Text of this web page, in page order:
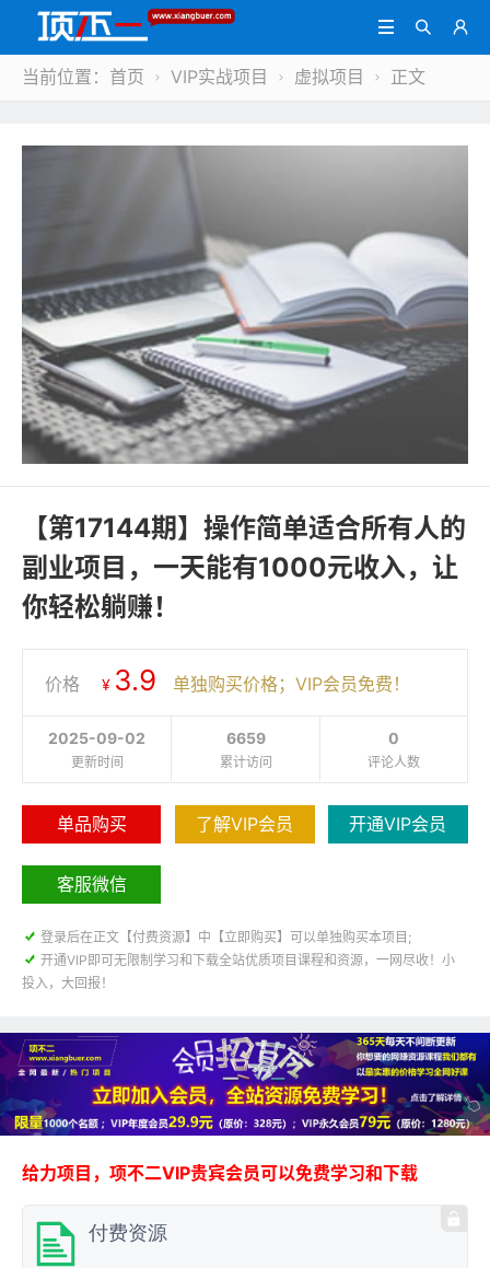



当前位置： 首页  VIP实战项目  虚拟项目  正文
【第17144期】操作简单适合所有人的
副业项目，一天能有1000元收入，让
你轻松躺赚！
价格 ¥ 3.9 单独购买价格；VIP会员免费！
0
评论人数
6659
累计访问
2025-09-02
更新时间
单品购买 了解VIP会员 开通VIP会员
客服微信
 登录后在正文【付费资源】中【立即购买】可以单独购买本项目;
 开通VIP即可无限制学习和下载全站优质项目课程和资源，一网尽收！小
投入，大回报！
给力项目，项不二VIP贵宾会员可以免费学习和下载
付费资源